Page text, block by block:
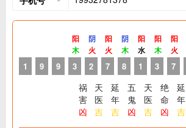
1 9 9
阳
木
3
阴
火
2
祸
害
凶
阳
火
7
天
医
吉
阴
木
8
延
年
吉
阳
水
1
五
鬼
凶
阳
木
3
天
医
吉
阳
火
7
绝
命
凶
延
年
吉